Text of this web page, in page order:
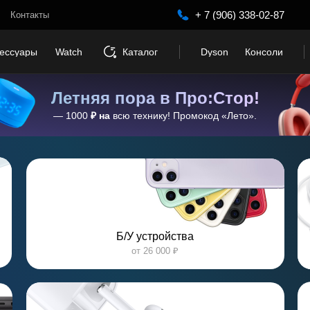
+ 7 (906) 338-02-87
Каталог
Watch Консоли
Dyson
Контакты
— 1000 ₽ на всю технику! Промокод «‎Лето»‎.
Летняя пора в Про:Стор!
+ 7 (906) 338-02-87
Watch Консоли
Dyson
Каталог
Контакты
от 26 000 ₽
Б/У устройства